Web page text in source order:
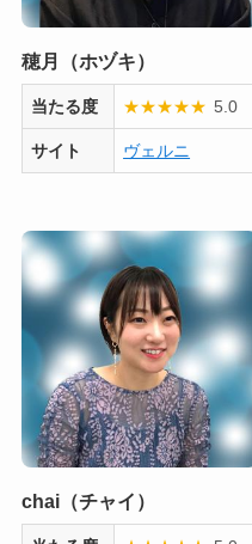
穂月（ホヅキ）
当たる度 ★★★★★ 5.0
サイト ヴェルニ
chai（チャイ）